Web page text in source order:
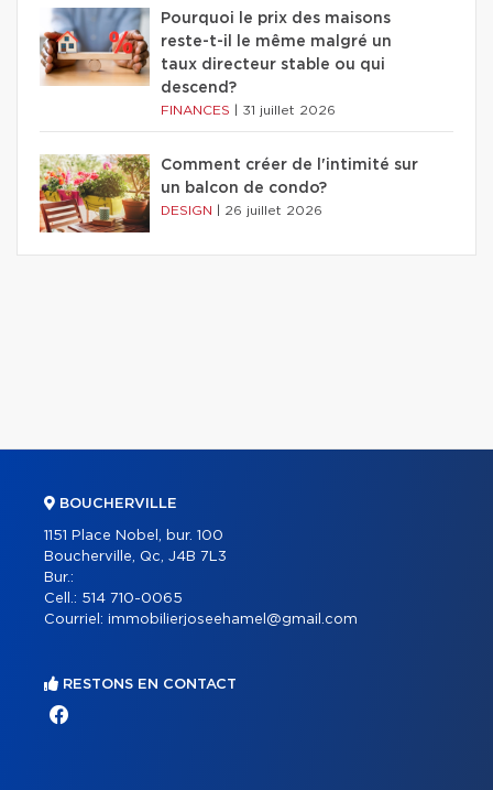
Pourquoi le prix des maisons
reste-t-il le même malgré un
taux directeur stable ou qui
descend?
FINANCES 31 juillet 2026
Comment créer de l'intimité sur
un balcon de condo?
DESIGN 26 juillet 2026
BOUCHERVILLE
1151 Place Nobel, bur. 100
Boucherville, Qc, J4B 7L3
Bur.:
Cell.: 514 710-0065
Courriel: immobilierjoseehamel@gmail.com
RESTONS EN CONTACT